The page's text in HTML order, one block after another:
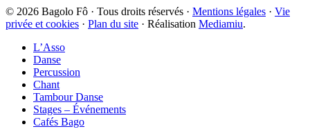
© 2026 Bagolo Fô · Tous droits réservés · Mentions légales · Vie
privée et cookies · Plan du site · Réalisation Mediamiu.
L’Asso
Danse
Percussion
Chant
Tambour Danse
Stages – Événements
Cafés Bago